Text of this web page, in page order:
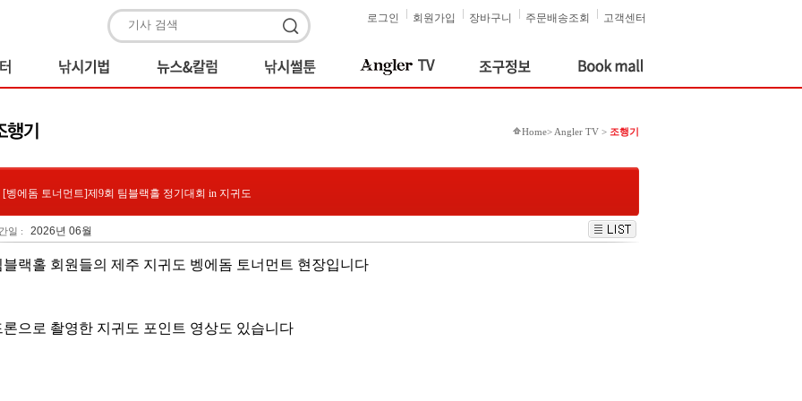
고객센터
주문배송조회
장바구니
회원가입
로그인
Home> Angler TV > 조행기
[벵에돔 토너먼트]제9회 팀블랙홀 정기대회 in 지귀도
일 : 2026년 06월